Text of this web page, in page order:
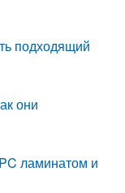
подходящий
они
ламинатом и